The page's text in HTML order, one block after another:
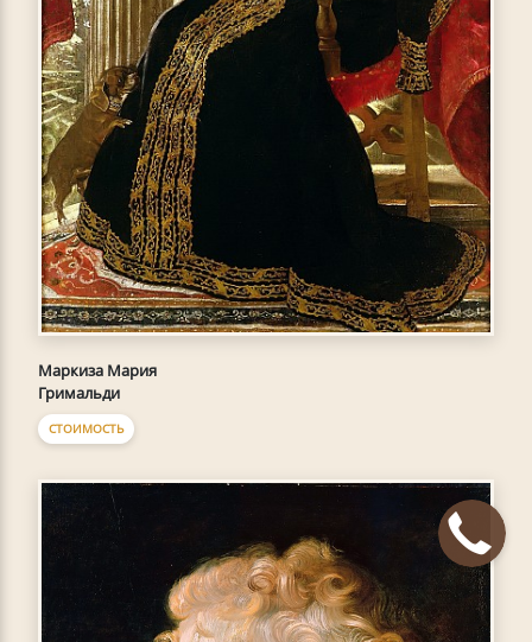
Маркиза Мария
Гримальди
СТОИМОСТЬ